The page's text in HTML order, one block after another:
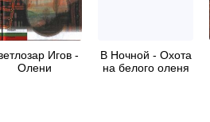
Игов -
Олени
В Ночной - Охота
на белого оленя